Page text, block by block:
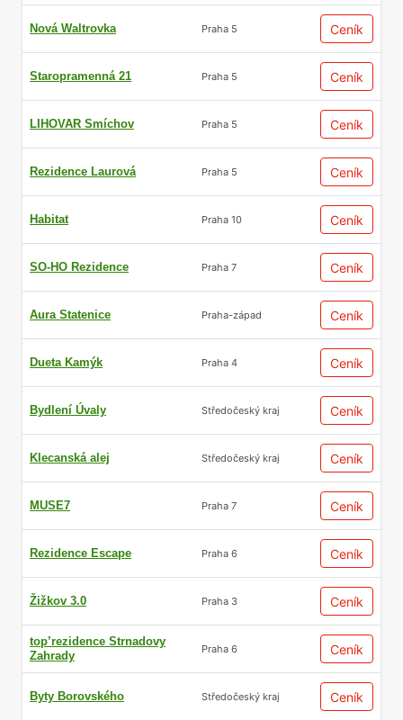
Nová Waltrovka Praha 5 Ceník
Staropramenná 21 Praha 5 Ceník
LIHOVAR Smíchov Praha 5 Ceník
Rezidence Laurová Praha 5 Ceník
Habitat Praha 10 Ceník
SO-HO Rezidence Praha 7 Ceník
Aura Statenice Praha-západ Ceník
Dueta Kamýk Praha 4 Ceník
Bydlení Úvaly Středočeský kraj Ceník
Klecanská alej Středočeský kraj Ceník
MUSE7 Praha 7 Ceník
Rezidence Escape Praha 6 Ceník
Žižkov 3.0 Praha 3 Ceník
top’rezidence Strnadovy
Zahrady
Praha 6 Ceník
Byty Borovského Středočeský kraj Ceník